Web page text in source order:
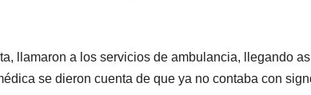
llamaron a los servicios de ambulancia, llegando
se dieron cuenta de que ya no contaba con